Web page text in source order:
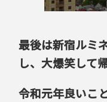
最後は新宿ルミ
し、大爆笑して
令和元年良いこ